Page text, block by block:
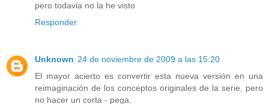
pero todavia no la he visto
Responder
Unknown 24 de noviembre de 2009 a las 15:20
El mayor acierto es convertir esta nueva versión en una
reimaginación de los conceptos originales de la serie, pero
no hacer un corta - pega.